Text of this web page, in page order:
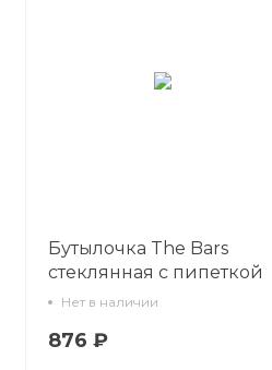
Бутылочка The Bars
стеклянная с пипеткой
100 мл
Нет в наличии
876 ₽